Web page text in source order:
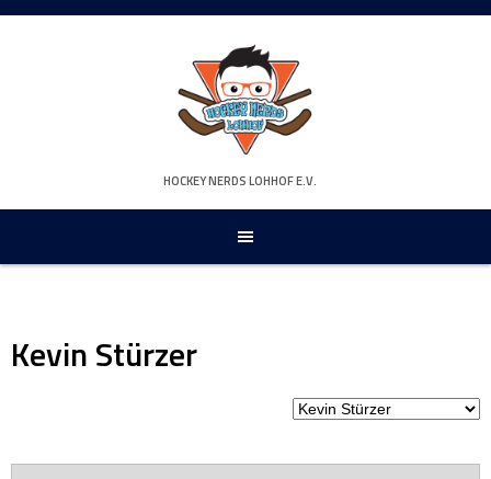
Springe
HOCKEY NERDS LOHHOF E.V.
Kevin Stürzer